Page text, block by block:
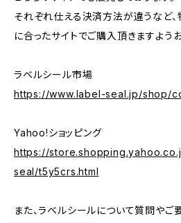
それぞれ仕える決済方法が違うなど
に合ったサイトでご購入頂きますよう
ラベルシール市場
https://www.label-seal.jp/shop/
Yahoo!ショッピング
https://
seal/t5y5crs.html
また、ラベルシールについて質問やご